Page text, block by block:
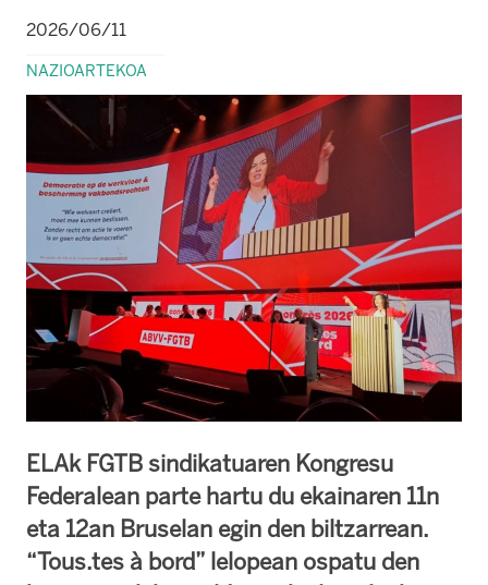
2026/06/11
NAZIOARTEKOA
ELAk FGTB sindikatuaren Kongresu
Federalean parte hartu du ekainaren 11n
eta 12an Bruselan egin den biltzarrean.
“Tous.tes à bord” lelopean ospatu den